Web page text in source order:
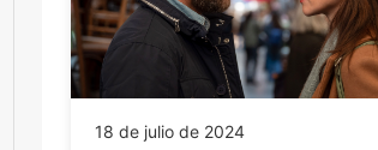
18 de julio de 2024